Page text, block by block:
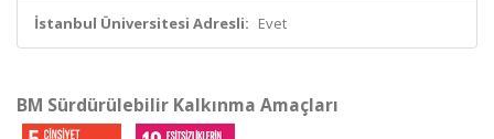
İstanbul Üniversitesi Adresli: Evet
BM Sürdürülebilir Kalkınma Amaçları